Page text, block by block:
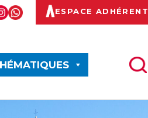
ESPACE ADHÉRENT